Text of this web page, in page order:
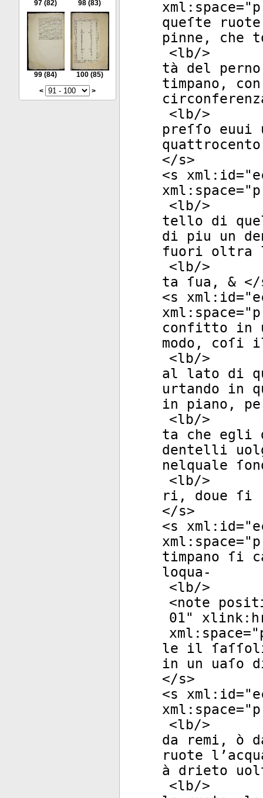
97 (82) 98 (83)
99 (84) 100 (85)
<
>
xml:space="
queſte
pinne, che
<lb/>
tà del perno
timpano,
<lb/>
preſſo euui
</s>
<s xml:id="
xml:space="
<lb/>
tello di
di piu un
fuori oltra
<lb/>
ta ſua, & </
<s xml:id="
xml:space="
confitto in
modo,
<lb/>
al lato di
urtando in
in piano,
<lb/>
ta che egli
dentelli
nelquale
<lb/>
ri, doue ſi
</s>
<s xml:id="
xml:space="
timpano ſi
loqua-
<lb/>
<note
01"
xml:space="
le il
in un uaſo
</s>
<s xml:id="
xml:space="
<lb/>
da remi, ò
ruote
à drieto
<lb/>